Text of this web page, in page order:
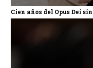
Cien años del Opus Dei